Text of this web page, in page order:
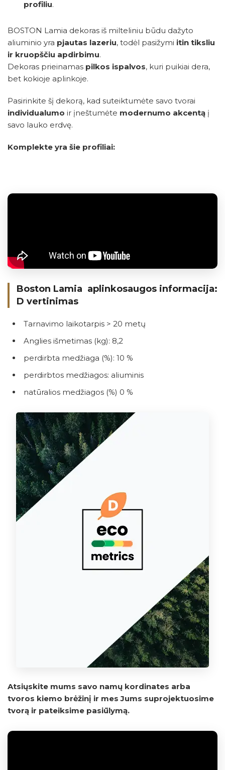
profiliu.
BOSTON Lamia dekoras iš milteliniu būdu dažyto
aliuminio yra pjautas lazeriu, todėl pasižymi itin tiksliu
ir kruopščiu apdirbimu.
Dekoras prieinamas pilkos ispalvos, kuri puikiai dera,
bet kokioje aplinkoje.
Pasirinkite šį dekorą, kad suteiktumėte savo tvorai
individualumo ir įneštumėte modernumo akcentą į
savo lauko erdvę.
Komplekte yra šie profiliai:
Boston Lamia aplinkosaugos informacija:
D vertinimas
Tarnavimo laikotarpis > 20 metų
Anglies išmetimas (kg): 8,2
perdirbta medžiaga (%): 10 %
perdirbtos medžiagos: aliuminis
natūralios medžiagos (%) 0 %
Atsiųskite mums savo namų kordinates arba
tvoros kiemo brėžinį ir mes Jums suprojektuosime
tvorą ir pateiksime pasiūlymą.